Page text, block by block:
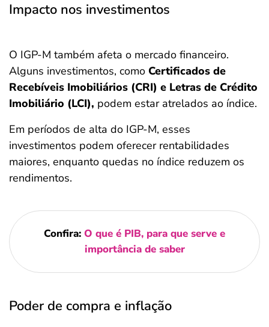
Impacto nos investimentos
O IGP-M também afeta o mercado financeiro.
Alguns investimentos, como Certificados de
Recebíveis Imobiliários (CRI) e Letras de Crédito
Imobiliário (LCI), podem estar atrelados ao índice.
Em períodos de alta do IGP-M, esses
investimentos podem oferecer rentabilidades
maiores, enquanto quedas no índice reduzem os
rendimentos.
Confira: O que é PIB, para que serve e
importância de saber
Poder de compra e inflação